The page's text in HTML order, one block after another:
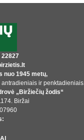
22827
nuo 1945 metų,
ir penktadieniais.
„Biržiečių žodis“
Biržai